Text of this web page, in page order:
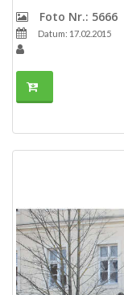
Foto Nr.: 5666
Datum: 17.02.2015